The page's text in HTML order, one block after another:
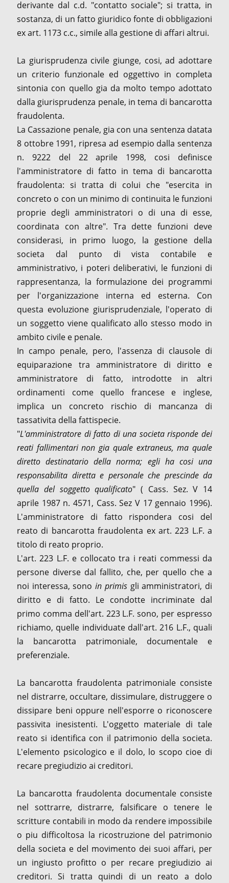
derivante dal c.d. "contatto sociale"; si tratta, in
sostanza, di un fatto giuridico fonte di obbligazioni
ex art. 1173 c.c., simile alla gestione di affari altrui.
La giurisprudenza civile giunge, cosi, ad adottare
un criterio funzionale ed oggettivo in completa
sintonia con quello gia da molto tempo adottato
dalla giurisprudenza penale, in tema di bancarotta
fraudolenta.
La Cassazione penale, gia con una sentenza datata
8 ottobre 1991, ripresa ad esempio dalla sentenza
n. 9222 del 22 aprile 1998, cosi definisce
l'amministratore di fatto in tema di bancarotta
fraudolenta: si tratta di colui che "esercita in
concreto o con un minimo di continuita le funzioni
proprie degli amministratori o di una di esse,
coordinata con altre". Tra dette funzioni deve
considerasi, in primo luogo, la gestione della
societa dal punto di vista contabile e
amministrativo, i poteri deliberativi, le funzioni di
rappresentanza, la formulazione dei programmi
per l'organizzazione interna ed esterna. Con
questa evoluzione giurisprudenziale, l'operato di
un soggetto viene qualificato allo stesso modo in
ambito civile e penale.
In campo penale, pero, l'assenza di clausole di
equiparazione tra amministratore di diritto e
amministratore di fatto, introdotte in altri
ordinamenti come quello francese e inglese,
implica un concreto rischio di mancanza di
tassativita della fattispecie.
"L'amministratore di fatto di una societa risponde dei
reati fallimentari non gia quale extraneus, ma quale
diretto destinatario della norma; egli ha cosi una
responsabilita diretta e personale che prescinde da
quella del soggetto qualificato" ( Cass. Sez. V 14
aprile 1987 n. 4571, Cass. Sez V 17 gennaio 1996).
L'amministratore di fatto rispondera cosi del
reato di bancarotta fraudolenta ex art. 223 L.F. a
titolo di reato proprio.
L'art. 223 L.F. e collocato tra i reati commessi da
persone diverse dal fallito, che, per quello che a
noi interessa, sonoin primisgli amministratori, di
diritto e di fatto. Le condotte incriminate dal
primo comma dell'art. 223 L.F. sono, per espresso
richiamo, quelle individuate dall'art. 216 L.F., quali
la bancarotta patrimoniale, documentale e
preferenziale.
La bancarotta fraudolenta patrimoniale consiste
nel distrarre, occultare, dissimulare, distruggere o
dissipare beni oppure nell'esporre o riconoscere
passivita inesistenti. L'oggetto materiale di tale
reato si identifica con il patrimonio della societa.
L'elemento psicologico e il dolo, lo scopo cioe di
recare pregiudizio ai creditori.
La bancarotta fraudolenta documentale consiste
nel sottrarre, distrarre, falsificare o tenere le
scritture contabili in modo da rendere impossibile
o piu difficoltosa la ricostruzione del patrimonio
della societa e del movimento dei suoi affari, per
un ingiusto profitto o per recare pregiudizio ai
creditori. Si tratta quindi di un reato a dolo